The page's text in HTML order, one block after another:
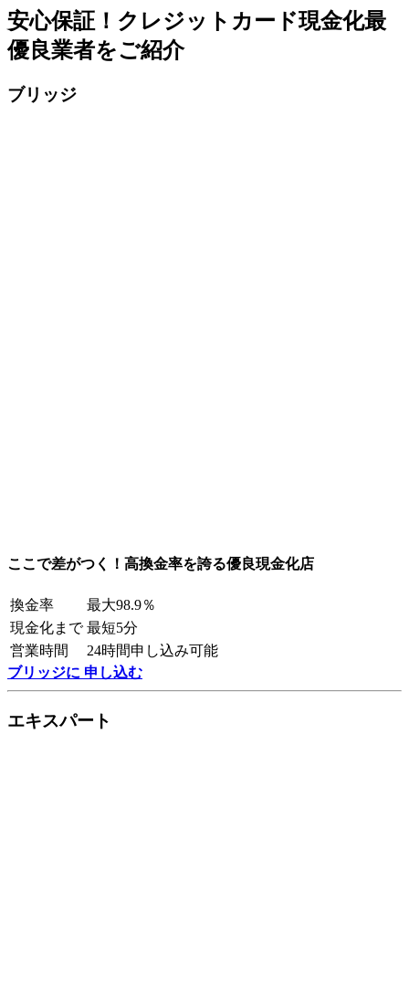
安心保証！クレジットカード現金化最
優良業者をご紹介
ブリッジ
ここで差がつく！高換金率を誇る優良現金化店
換金率
最大98.9％
現金化まで 最短5分
営業時間
24時間申し込み可能
ブリッジに 申し込む
エキスパート